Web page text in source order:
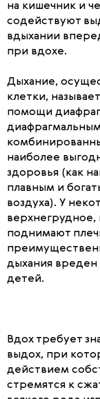
на кишечник и
содействуют
вдыхании
при вдохе.
Дыхание,
клетки,
помощи
наиболее
здоровья (как
плавным и
воздуха). У
поднимают
дыхания вреден
детей.
Вдох требует
выдох, при
действием
стремятся к